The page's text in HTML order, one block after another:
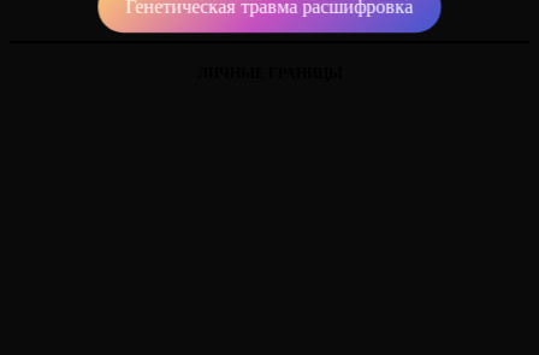
Генетическая травма расшифровка